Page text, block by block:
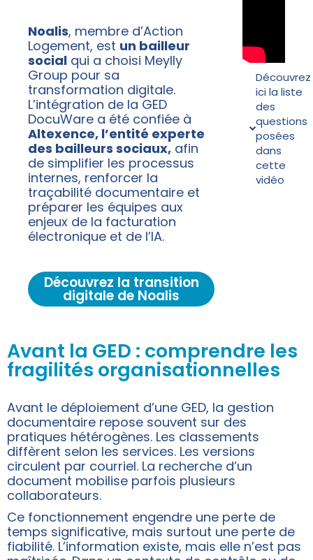
Noalis, membre d’Action
Logement, est un bailleur
social qui a choisi Meylly
Group pour sa
transformation digitale.
L’intégration de la GED
DocuWare a été confiée à
Altexence, l’entité experte
des bailleurs sociaux, afin
de simplifier les processus
internes, renforcer la
traçabilité documentaire et
préparer les équipes aux
enjeux de la facturation
électronique et de l’IA.
Découvrez la transition
digitale de Noalis
Découvrez
ici la liste
des
questions
posées
dans
cette
vidéo
Avant la GED : comprendre les
fragilités organisationnelles
Avant le déploiement d’une GED, la gestion
documentaire repose souvent sur des
pratiques hétérogènes. Les classements
diffèrent selon les services. Les versions
circulent par courriel. La recherche d’un
document mobilise parfois plusieurs
collaborateurs.
Ce fonctionnement engendre une perte de
temps significative, mais surtout une perte de
fiabilité. L’information existe, mais elle n’est pas